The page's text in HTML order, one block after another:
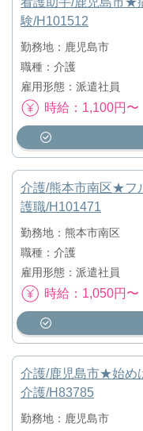
験/H101512
勤務地：鹿児島市
職種：介護
雇用形態：派遣社員
時給：1,100円〜
介護/熊本市南区★フ
護職/H101471
勤務地：熊本市南区
職種：介護
雇用形態：派遣社員
時給：1,050円〜
介護/鹿児島市★始め
介護/H83785
勤務地：鹿児島市